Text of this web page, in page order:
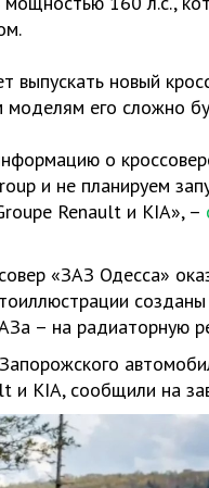
выпускать новый
его сложно
о
и не планируем
Renault и KIA», –
«ЗАЗ Одесса»
– на радиаторную
и KIA, сообщили на